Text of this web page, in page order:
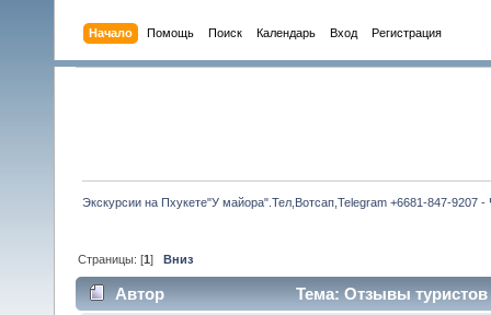
Начало Помощь Поиск Календарь Вход Регистрация
Экскурсии на Пхукете"У майора".Тел,Вотсап,Telegram +6681-847-9207 -
Страницы: [1]Вниз
Автор Тема: Отзывы туристов